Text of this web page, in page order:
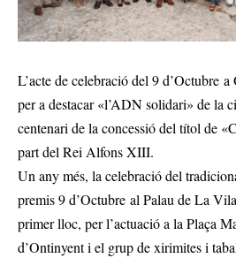
L’acte de celebració del 9 d’Octubre
per a destacar «l’ADN solidari» de la
centenari de la concessió del títol de
part del Rei Alfons XIII.
Un any més, la celebració del
premis 9 d’Octubre al Palau de La
primer lloc, per l’actuació a la Plaça
d’Ontinyent i el grup de xirimites i